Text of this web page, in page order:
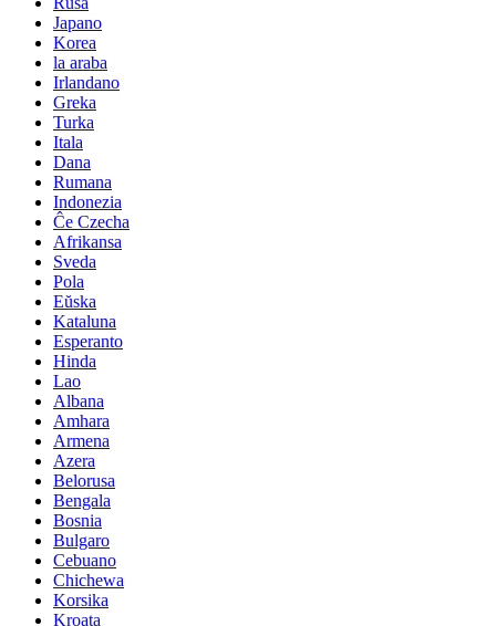
Japano
Korea
la araba
Irlandano
Greka
Turka
Itala
Dana
Rumana
Indonezia
Ĉe Czecha
Afrikansa
Sveda
Pola
Eŭska
Kataluna
Esperanto
Hinda
Lao
Albana
Amhara
Armena
Azera
Belorusa
Bengala
Bosnia
Bulgaro
Cebuano
Chichewa
Korsika
Kroata